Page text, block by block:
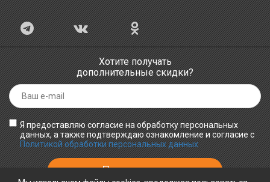
Хотите получать
дополнительные скидки?
Я предоставляю согласие на обработку персональных
данных, а также подтверждаю ознакомление и согласие с
Политикой обработки персональных данных